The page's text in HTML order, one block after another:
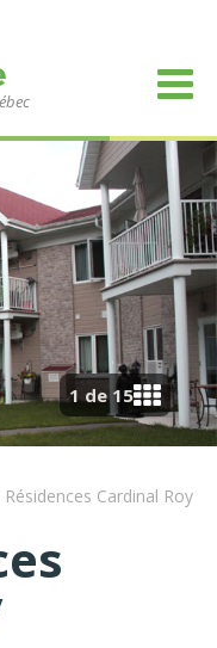
1 de 15
Résidences Cardinal Roy